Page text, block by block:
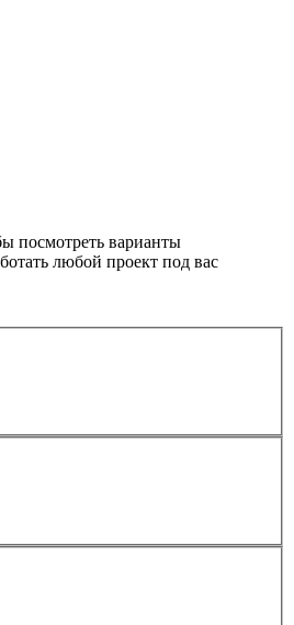
посмотреть варианты
любой проект под вас